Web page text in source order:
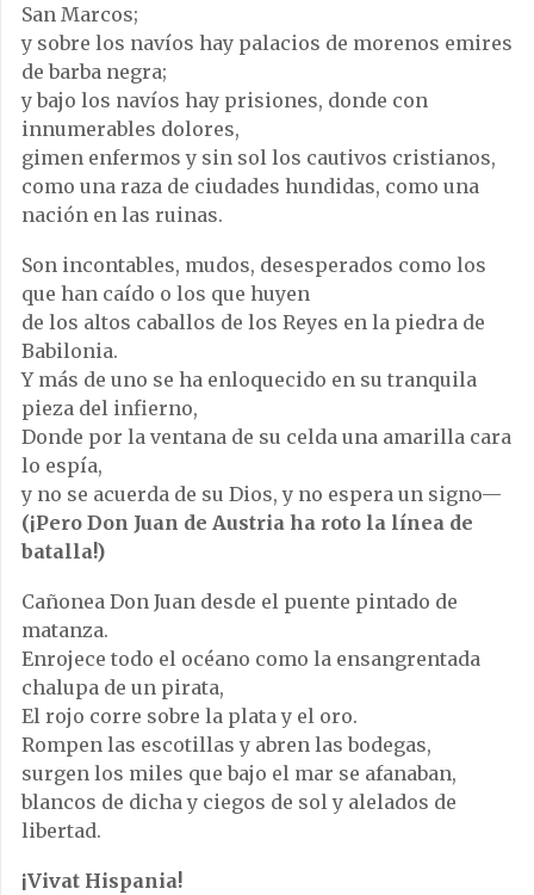
San Marcos;
y sobre los navíos hay palacios de morenos emires
de barba negra;
y bajo los navíos hay prisiones, donde con
innumerables dolores,
gimen enfermos y sin sol los cautivos cristianos,
como una raza de ciudades hundidas, como una
nación en las ruinas.
Son incontables, mudos, desesperados como los
que han caído o los que huyen
de los altos caballos de los Reyes en la piedra de
Babilonia.
Y más de uno se ha enloquecido en su tranquila
pieza del infierno,
Donde por la ventana de su celda una amarilla cara
lo espía,
y no se acuerda de su Dios, y no espera un signo—
(¡Pero Don Juan de Austria ha roto la línea de
batalla!)
Cañonea Don Juan desde el puente pintado de
matanza.
Enrojece todo el océano como la ensangrentada
chalupa de un pirata,
El rojo corre sobre la plata y el oro.
Rompen las escotillas y abren las bodegas,
surgen los miles que bajo el mar se afanaban,
blancos de dicha y ciegos de sol y alelados de
libertad.
¡Vivat Hispania!